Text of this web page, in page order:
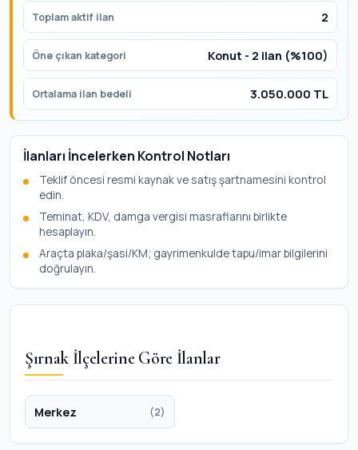
Toplam aktif ilan 2
Öne çıkan kategori Konut - 2 ilan (%100)
Ortalama ilan bedeli 3.050.000 TL
İlanları İncelerken Kontrol Notları
Teklif öncesi resmi kaynak ve satış şartnamesini kontrol
edin.
Teminat, KDV, damga vergisi masraflarını birlikte
hesaplayın.
Araçta plaka/şasi/KM; gayrimenkulde tapu/imar bilgilerini
doğrulayın.
Şırnak İlçelerine Göre İlanlar
Merkez (2)